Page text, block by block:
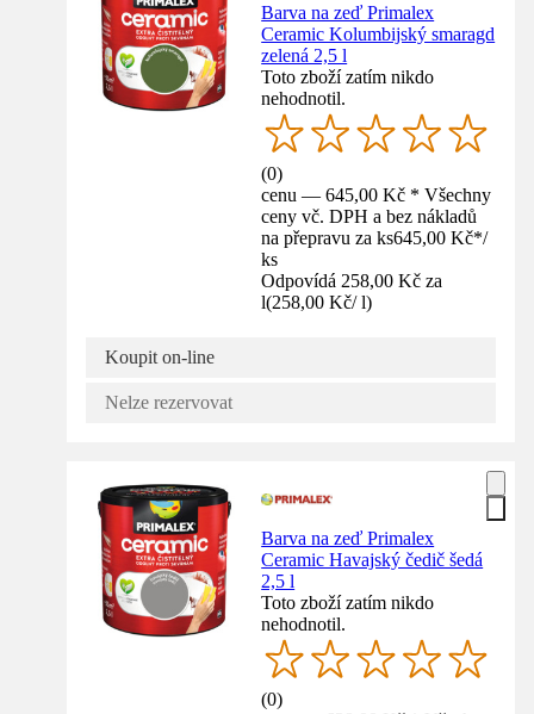
Barva na zeď Primalex
Ceramic Kolumbijský smaragd
zelená 2,5 l
Toto zboží zatím nikdo
nehodnotil.
(0)
cenu — 645,00 Kč * Všechny
ceny vč. DPH a bez nákladů
na přepravu za ks645,00 Kč*/
ks
Odpovídá 258,00 Kč za
l(258,00 Kč/ l)
Koupit on-line
Nelze rezervovat
Barva na zeď Primalex
Ceramic Havajský čedič šedá
2,5 l
Toto zboží zatím nikdo
nehodnotil.
(0)